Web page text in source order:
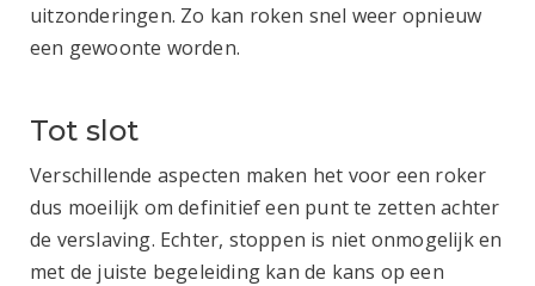
uitzonderingen. Zo kan roken snel weer opnieuw
een gewoonte worden.
Tot slot
Verschillende aspecten maken het voor een roker
dus moeilijk om definitief een punt te zetten achter
de verslaving. Echter, stoppen is niet onmogelijk en
met de juiste begeleiding kan de kans op een